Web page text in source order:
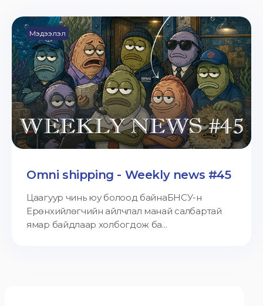
Мэдээлэл
Omni shipping - Weekly news #45
Цаагуур чинь юу болоод байнаБНСУ-н
Ерөнхийлөгчийн айлчлал манай салбартай
ямар байдлаар холбогдож ба...